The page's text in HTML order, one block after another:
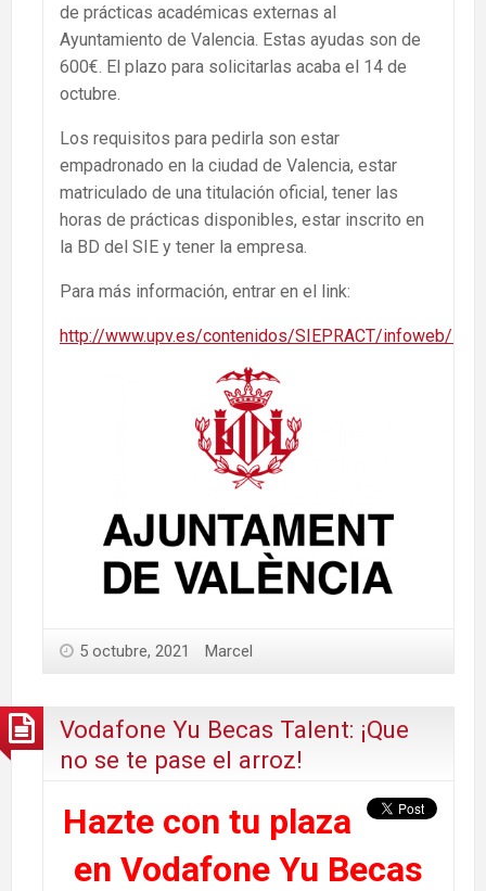
de prácticas académicas externas al
Ayuntamiento de Valencia. Estas ayudas son de
600€. El plazo para solicitarlas acaba el 14 de
octubre.
Los requisitos para pedirla son estar
empadronado en la ciudad de Valencia, estar
matriculado de una titulación oficial, tener las
horas de prácticas disponibles, estar inscrito en
la BD del SIE y tener la empresa.
Para más información, entrar en el link:
http://www.upv.es/contenidos/SIEPRACT/infoweb/
5 octubre, 2021 Marcel
Vodafone Yu Becas Talent: ¡Que
no se te pase el arroz!
Hazte con tu plaza
en Vodafone Yu Becas